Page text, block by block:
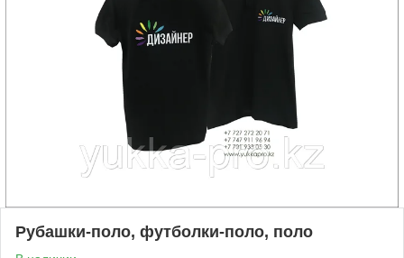
Рубашки-поло, футболки-поло, поло